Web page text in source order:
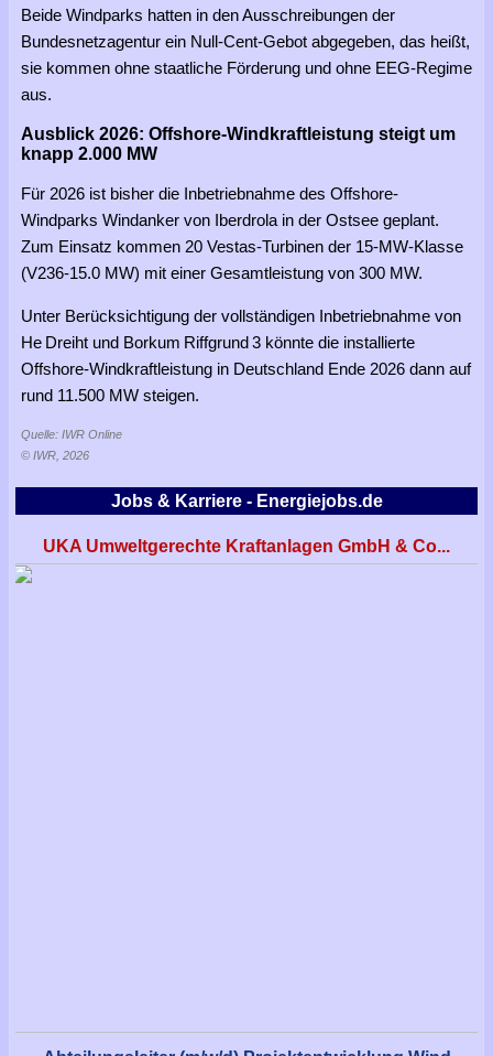
Beide Windparks hatten in den Ausschreibungen der
Bundesnetzagentur ein Null-Cent-Gebot abgegeben, das heißt,
sie kommen ohne staatliche Förderung und ohne EEG-Regime
aus.
Ausblick 2026: Offshore-Windkraftleistung steigt um
knapp 2.000 MW
Für 2026 ist bisher die Inbetriebnahme des Offshore-
Windparks Windanker von Iberdrola in der Ostsee geplant.
Zum Einsatz kommen 20 Vestas-Turbinen der 15-MW-Klasse
(V236-15.0 MW) mit einer Gesamtleistung von 300 MW.
Unter Berücksichtigung der vollständigen Inbetriebnahme von
He Dreiht und Borkum Riffgrund 3 könnte die installierte
Offshore-Windkraftleistung in Deutschland Ende 2026 dann auf
rund 11.500 MW steigen.
Quelle: IWR Online
© IWR, 2026
Jobs & Karriere - Energiejobs.de
UKA Umweltgerechte Kraftanlagen GmbH & Co...